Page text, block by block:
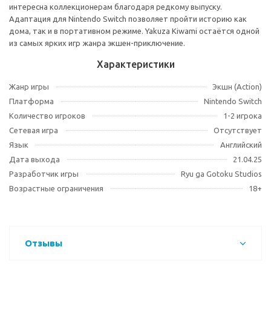
интересна коллекционерам благодаря редкому выпуску.
Адаптация для Nintendo Switch позволяет пройти историю как
дома, так и в портативном режиме. Yakuza Kiwami остаётся одной
из самых ярких игр жанра экшен-приключение.
Характеристики
Жанр игры
Экшн (Action)
Платформа
Nintendo Switch
Количество игроков
1-2 игрока
Сетевая игра
Отсутствует
Язык
Английский
Дата выхода
21.04.25
Разработчик игры
Ryu ga Gotoku Studios
Возрастные ограничения
18+
Отзывы